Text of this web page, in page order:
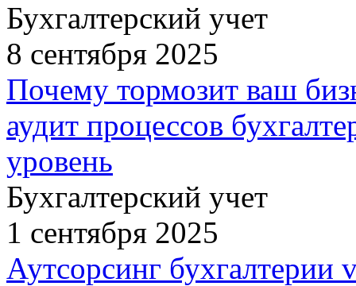
Бухгалтерский учет
8 сентября 2025
Почему тормозит ваш
аудит процессов
уровень
Бухгалтерский учет
1 сентября 2025
Аутсорсинг бухгалтерии